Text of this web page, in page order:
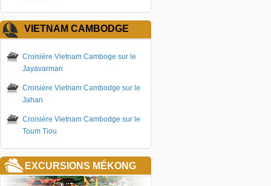
VIETNAM CAMBODGE
Croisière Vietnam Camboge sur le
Jayavarman
Croisière Vietnam Cambodge sur le
Jahan
Croisière Vietnam Cambodge sur le
Toum Tiou
EXCURSIONS MÉKONG